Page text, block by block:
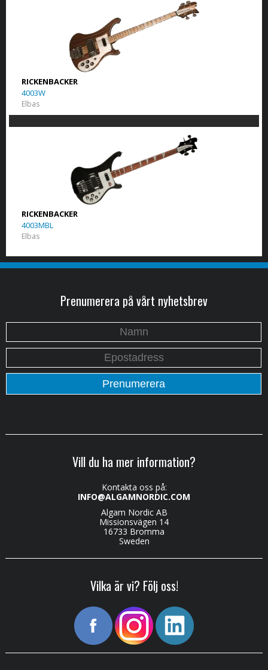
RICKENBACKER
4003W
Elbas
RICKENBACKER
4003MBL
Elbas
Prenumerera på vårt nyhetsbrev
Vill du ha mer information?
Kontakta oss på:
INFO@ALGAMNORDIC.COM
Algam Nordic AB
Missionsvägen 14
16733 Bromma
Sweden
Vilka är vi? Följ oss!